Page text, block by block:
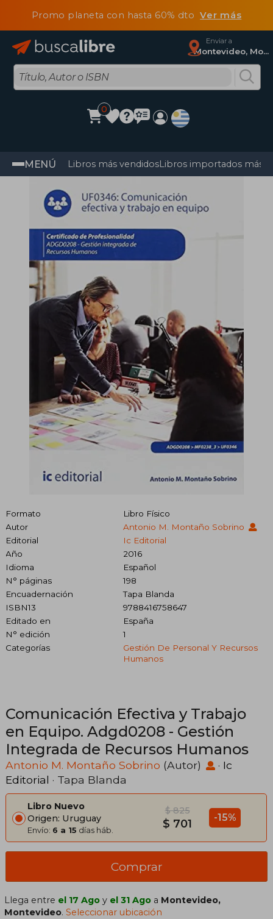
Promo planeta con hasta 60% dtoVer más
Enviar a
Montevideo, Montevideo
0
MENÚ Libros más vendidosLibros importados más
Formato
Libro Físico
Autor
Antonio M. Montaño Sobrino
Editorial
Ic Editorial
Año
2016
Idioma
Español
N° páginas
198
Encuadernación
Tapa Blanda
ISBN13
9788416758647
Editado en
España
N° edición
1
Categorías
Gestión De Personal Y Recursos
Humanos
Comunicación Efectiva y Trabajo
en Equipo. Adgd0208 - Gestión
Integrada de Recursos Humanos
Antonio M. Montaño Sobrino (Autor) · Ic
Editorial · Tapa Blanda
Libro Nuevo
Origen: Uruguay
Envío: 6 a 15 días háb.
$ 825
$ 701 -15%
Comprar
Llega entre el 17 Ago y el 31 Ago a Montevideo,
Montevideo.Seleccionar ubicación